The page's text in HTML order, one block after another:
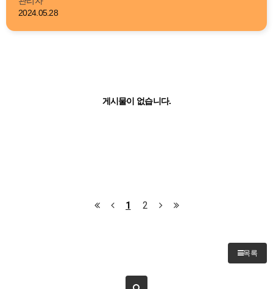
2024.05.28
게시물이 없습니다.
1 2
목록